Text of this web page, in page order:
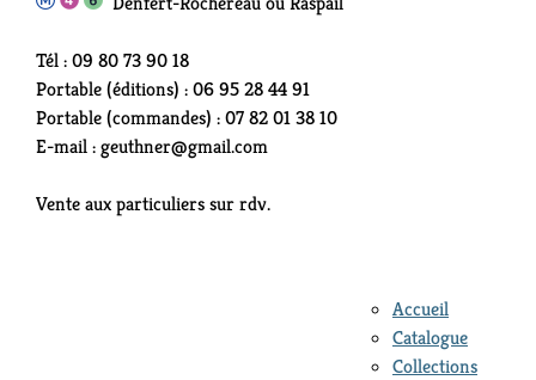
Tél : 09 80 73 90 18
Portable (éditions) : 06 95 28 44 91
Portable (commandes) : 07 82 01 38 10
E-mail : geuthner@gmail.com
Vente aux particuliers sur rdv.
Accueil
Catalogue
Collections